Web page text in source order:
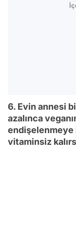
6. Evin annesi
azalınca
endişelenmeye
vitaminsiz